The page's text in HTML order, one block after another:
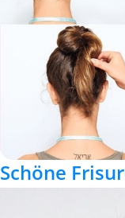
Schöne